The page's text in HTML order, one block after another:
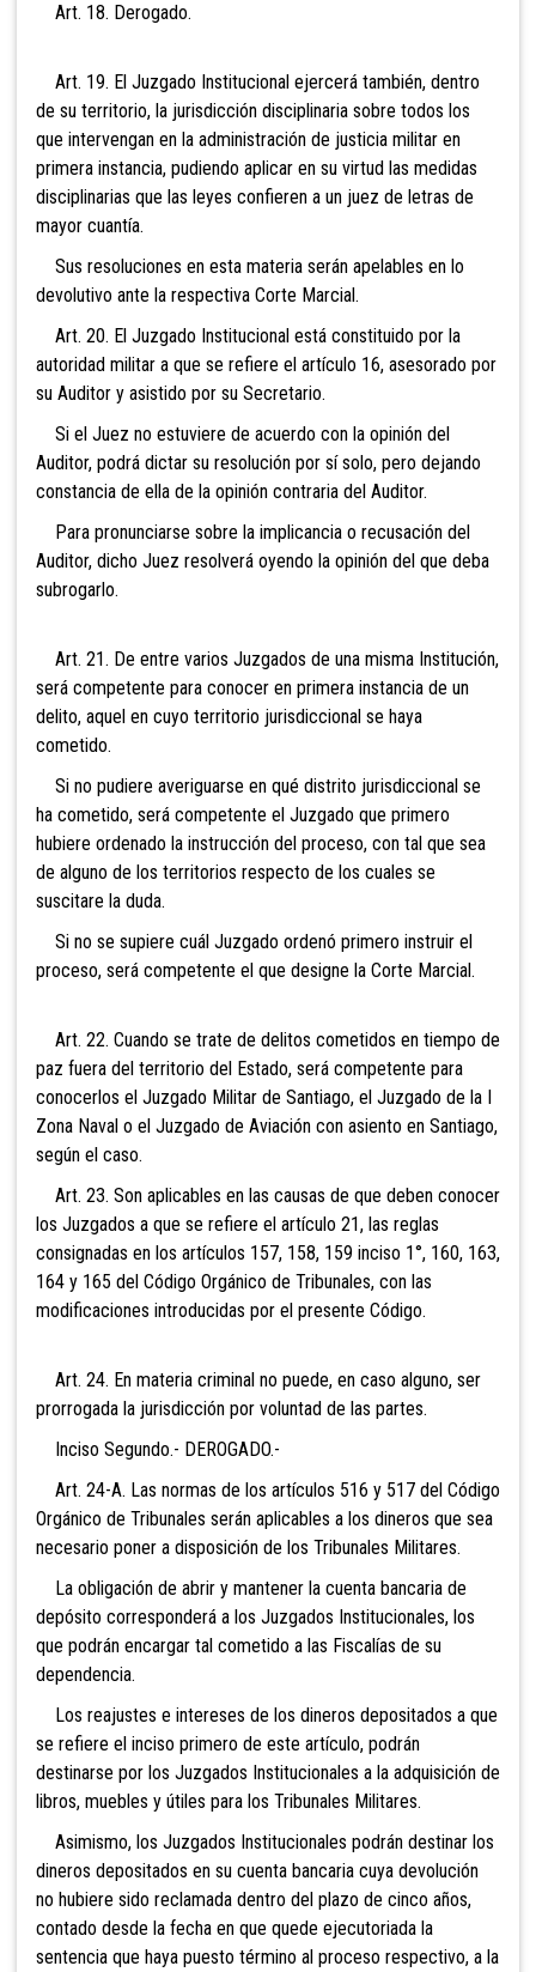
Art. 18. Derogado.
Art. 19. El Juzgado Institucional ejercerá también, dentro
de su territorio, la jurisdicción disciplinaria sobre todos los
que intervengan en la administración de justicia militar en
primera instancia, pudiendo aplicar en su virtud las medidas
disciplinarias que las leyes confieren a un juez de letras de
mayor cuantía.
Sus resoluciones en esta materia serán apelables en lo
devolutivo ante la respectiva Corte Marcial.
Art. 20. El Juzgado Institucional está constituido por la
autoridad militar a que se refiere el artículo 16, asesorado por
su Auditor y asistido por su Secretario.
Si el Juez no estuviere de acuerdo con la opinión del
Auditor, podrá dictar su resolución por sí solo, pero dejando
constancia de ella de la opinión contraria del Auditor.
Para pronunciarse sobre la implicancia o recusación del
Auditor, dicho Juez resolverá oyendo la opinión del que deba
subrogarlo.
Art. 21. De entre varios Juzgados de una misma Institución,
será competente para conocer en primera instancia de un
delito, aquel en cuyo territorio jurisdiccional se haya
cometido.
Si no pudiere averiguarse en qué distrito jurisdiccional se
ha cometido, será competente el Juzgado que primero
hubiere ordenado la instrucción del proceso, con tal que sea
de alguno de los territorios respecto de los cuales se
suscitare la duda.
Si no se supiere cuál Juzgado ordenó primero instruir el
proceso, será competente el que designe la Corte Marcial.
Art. 22. Cuando se trate de delitos cometidos en tiempo de
paz fuera del territorio del Estado, será competente para
conocerlos el Juzgado Militar de Santiago, el Juzgado de la I
Zona Naval o el Juzgado de Aviación con asiento en Santiago,
según el caso.
Art. 23. Son aplicables en las causas de que deben conocer
los Juzgados a que se refiere el artículo 21, las reglas
consignadas en los artículos 157, 158, 159 inciso 1°, 160, 163,
164 y 165 del Código Orgánico de Tribunales, con las
modificaciones introducidas por el presente Código.
Art. 24. En materia criminal no puede, en caso alguno, ser
prorrogada la jurisdicción por voluntad de las partes.
Inciso Segundo.- DEROGADO.-
Art. 24-A. Las normas de los artículos 516 y 517 del Código
Orgánico de Tribunales serán aplicables a los dineros que sea
necesario poner a disposición de los Tribunales Militares.
La obligación de abrir y mantener la cuenta bancaria de
depósito corresponderá a los Juzgados Institucionales, los
que podrán encargar tal cometido a las Fiscalías de su
dependencia.
Los reajustes e intereses de los dineros depositados a que
se refiere el inciso primero de este artículo, podrán
destinarse por los Juzgados Institucionales a la adquisición de
libros, muebles y útiles para los Tribunales Militares.
Asimismo, los Juzgados Institucionales podrán destinar los
dineros depositados en su cuenta bancaria cuya devolución
no hubiere sido reclamada dentro del plazo de cinco años,
contado desde la fecha en que quede ejecutoriada la
sentencia que haya puesto término al proceso respectivo, a la